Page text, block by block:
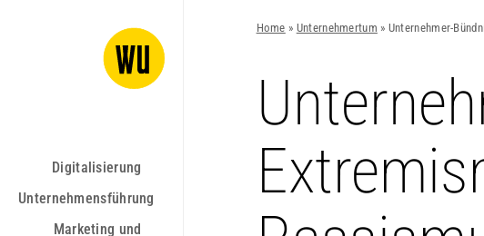
Digitalisierung
Unternehmensführung
Marketing und
Home » Unternehmertum » Unternehmer-